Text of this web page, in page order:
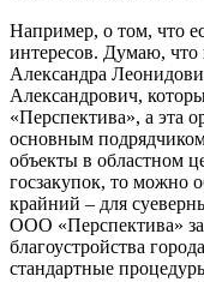
Например, о том, что
интересов. Думаю, что
Александра
Александрович,
«Перспектива», а эта
основным
объекты в областном
госзакупок, то можно
крайний – для
ООО «Перспектива»
благоустройства
стандартные